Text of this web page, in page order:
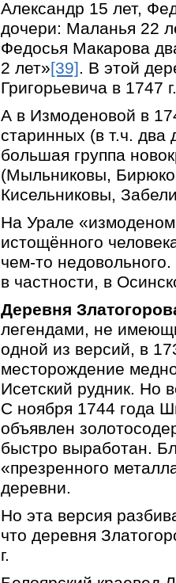
Александр 15 лет,
дочери: Маланья 22
Федосья Макарова
2 лет»[39]. В этой
Григорьевича в 1747 г.
А в Измоденовой в
старинных (в т.ч.
большая группа
(Мыльниковы,
Кисельниковы,
На Урале
истощённого
чем-то
в частности, в
Деревня
легендами, не
одной из версий, в
месторождение
Исетский рудник. Но
С ноября 1744 года
объявлен
быстро выработан.
«презренного
деревни.
Но эта версия
что деревня
г.